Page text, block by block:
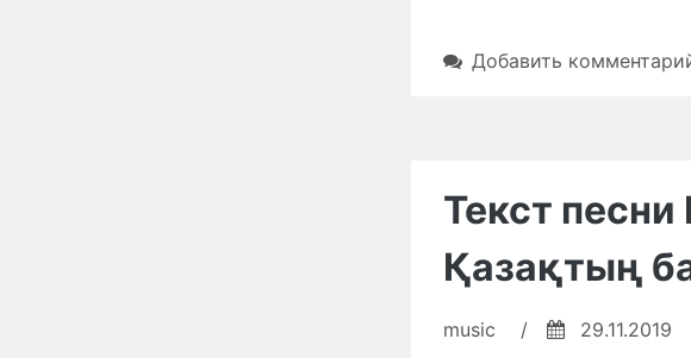
Taspa
(Ескі
Добавить
Текст
Қазақтың
music / 29.11.2019